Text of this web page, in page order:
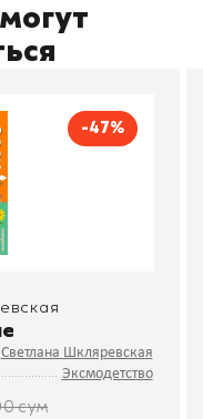
-47%
Светлана Шкляревская
Эксмодетство
сум